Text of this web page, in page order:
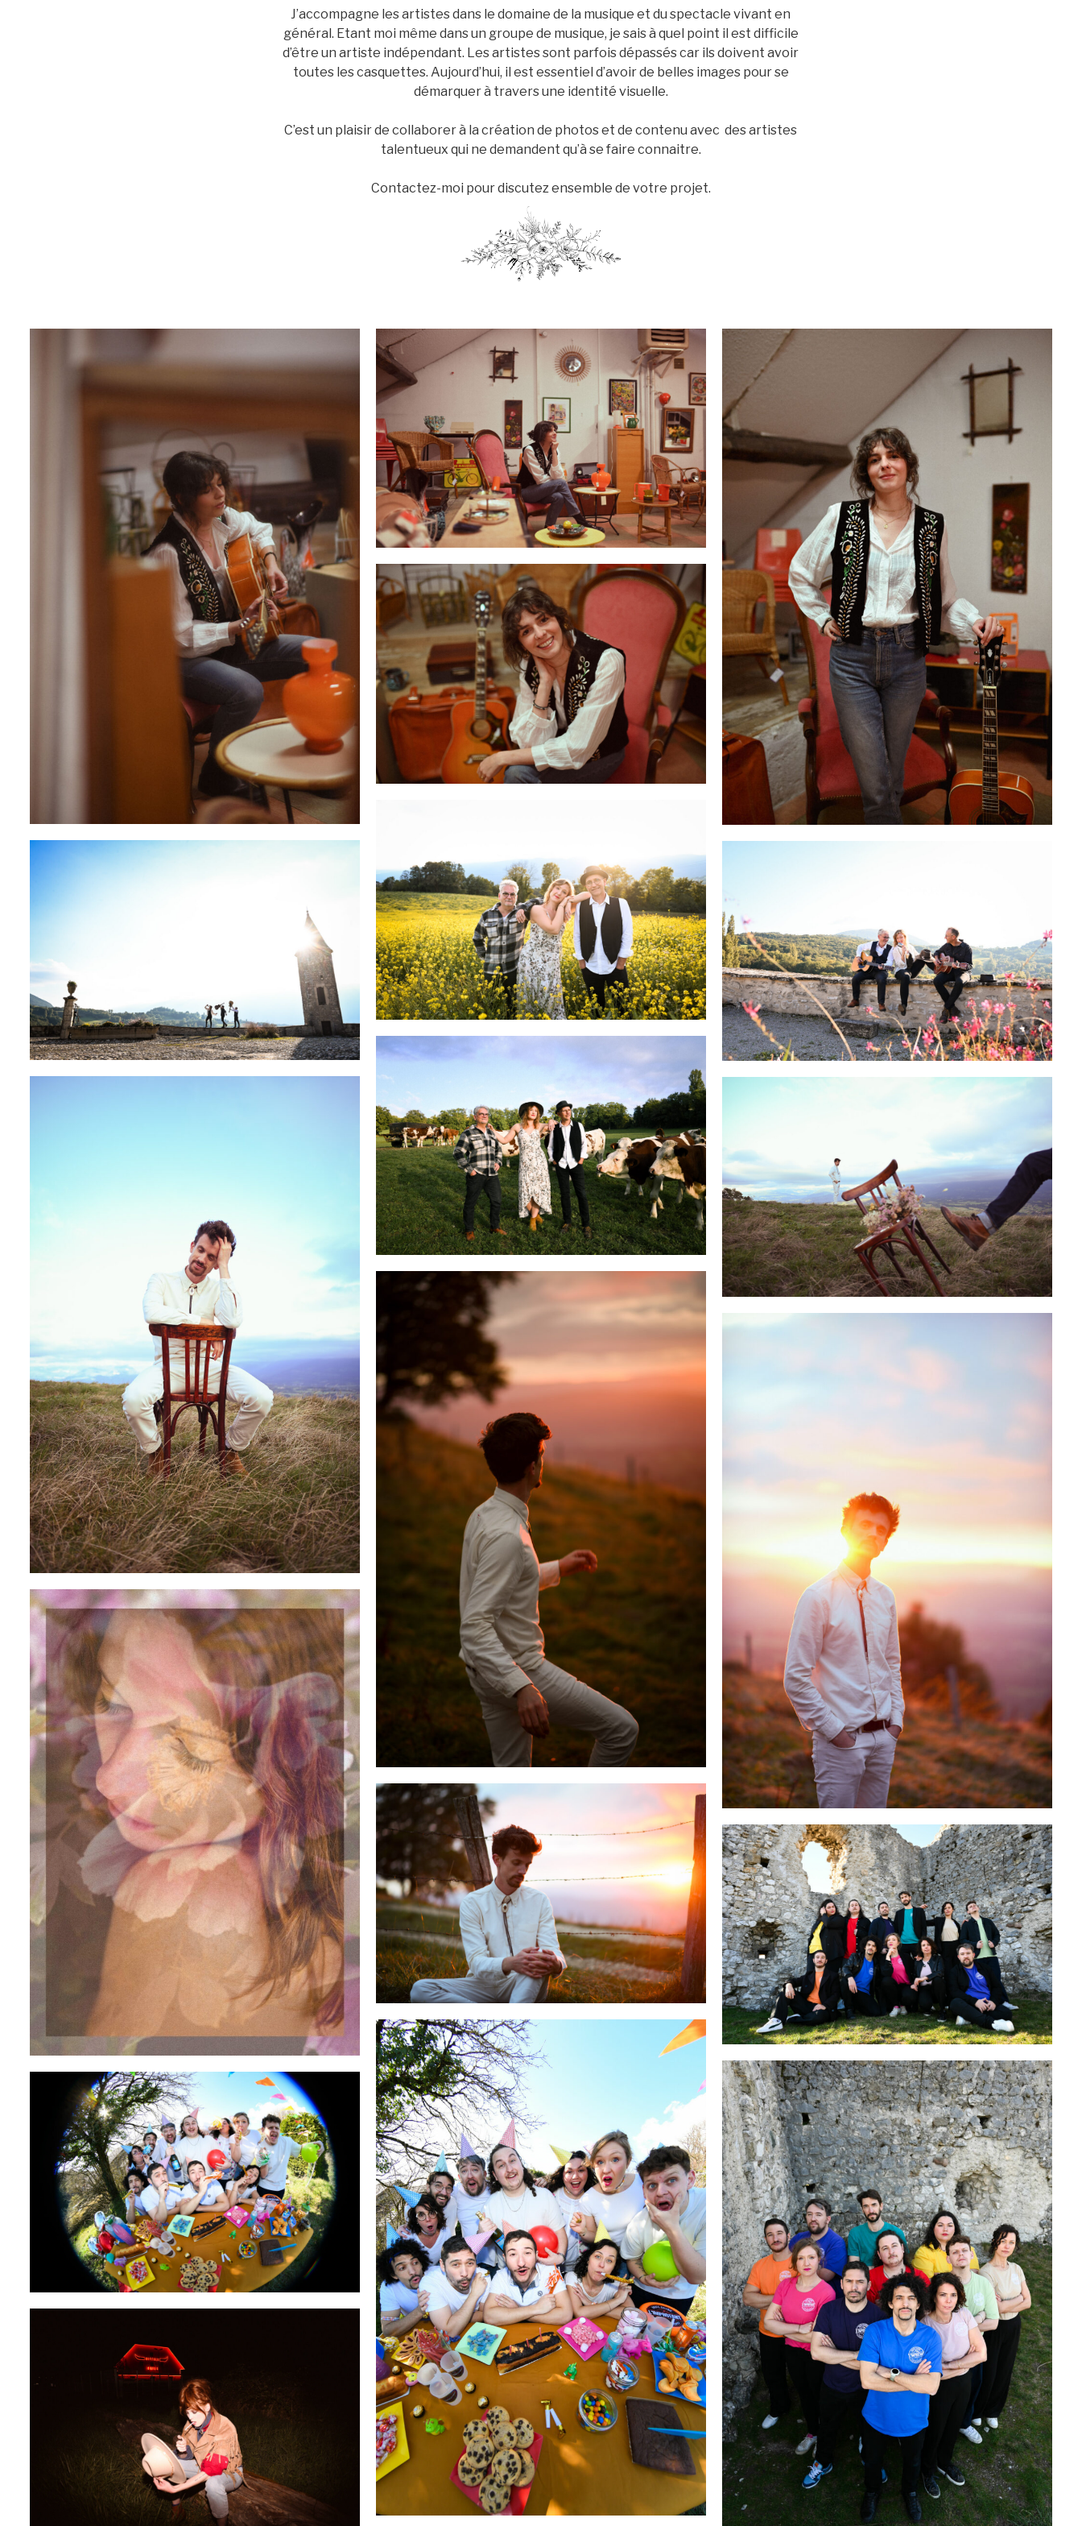
J’accompagne les artistes dans le domaine de la musique et du spectacle vivant en
général. Etant moi même dans un groupe de musique, je sais à quel point il est difficile
d’être un artiste indépendant. Les artistes sont parfois dépassés car ils doivent avoir
toutes les casquettes. Aujourd’hui, il est essentiel d’avoir de belles images pour se
démarquer à travers une identité visuelle.
C’est un plaisir de collaborer à la création de photos et de contenu avec des artistes
talentueux qui ne demandent qu’à se faire connaitre.
Contactez-moi pour discutez ensemble de votre projet.